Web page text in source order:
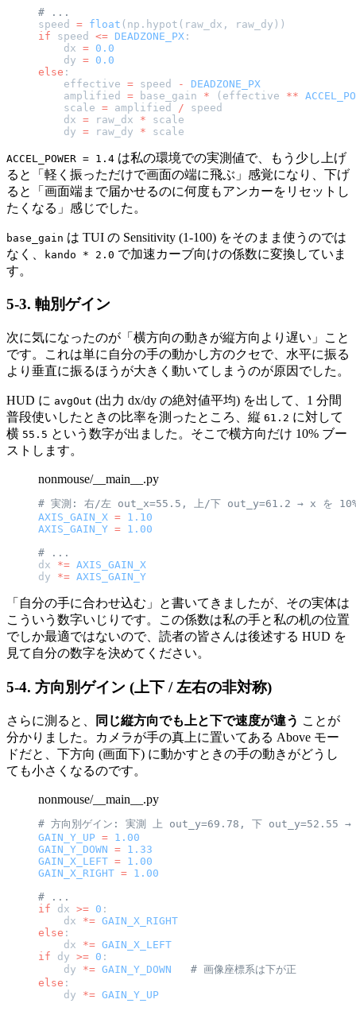
# ...
speed = float (np.hypot(raw_dx, raw_dy))
if speed <= DEADZONE_PX :
    dx
= 0.0
    dy
= 0.0
else :
    effective
= speed -
DEADZONE_PX
    amplified
= base_gain * (effective **
    scale
= amplified / speed
    dx
= raw_dx * scale
    dy
= raw_dy * scale
ACCEL_POWER = 1.4 は私の環境での実測値で、もう少し上げ
ると「軽く振っただけで画面の端に飛ぶ」感覚になり、下げ
ると「画面端まで届かせるのに何度もアンカーをリセットし
たくなる」感じでした。
base_gain は TUI の Sensitivity (1-100) をそのまま使うのでは
なく、
kando * 2.0 で加速カーブ向けの係数に変換していま
す。
5-3. 軸別ゲイン
次に気になったのが「横方向の動きが縦方向より遅い」こと
です。これは単に自分の手の動かし方のクセで、水平に振る
より垂直に振るほうが大きく動いてしまうのが原因でした。
HUD に avgOut (出力 dx/dy の絶対値平均) を出して、1 分間
普段使いしたときの比率を測ったところ、縦 61.2 に対して
横 55.5 という数字が出ました。そこで横方向だけ 10% ブー
ストします。
nonmouse/__main__.py
# 実測: 右/左 out_x=55.5, 上/下 out_y=61.2 → x を 10%
AXIS_GAIN_X = 1.10
AXIS_GAIN_Y = 1.00
# ...
dx *= AXIS_GAIN_X
dy *= AXIS_GAIN_Y
「自分の手に合わせ込む」と書いてきましたが、その実体は
こういう数字いじりです。この係数は私の手と私の机の位置
でしか最適ではないので、読者の皆さんは後述する HUD を
見て自分の数字を決めてください。
5-4. 方向別ゲイン (上下 / 左右の非対称)
さらに測ると、 同じ縦方向でも上と下で速度が違う ことが
分かりました。カメラが手の真上に置いてある Above モー
ドだと、下方向 (画面下) に動かすときの手の動きがどうし
ても小さくなるのです。
nonmouse/__main__.py
# 方向別ゲイン: 実測 上 out_y=69.78, 下 out_y=52.55 →
GAIN_Y_UP = 1.00
GAIN_Y_DOWN = 1.33
GAIN_X_LEFT = 1.00
GAIN_X_RIGHT = 1.00
# ...
if dx >= 0 :
    dx
*= GAIN_X_RIGHT
else :
    dx
*= GAIN_X_LEFT
if dy >= 0 :
    dy
*= GAIN_Y_DOWN
   # 画像座標系は下が正
else :
    dy
*= GAIN_Y_UP